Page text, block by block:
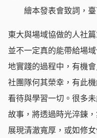
繪本發表會致詞，
東大與場域協做的人社
並不一定真的能帶給場
地實踐的過程中，有機
社團隊何其榮幸，有此
看待與學習一切。很多
故事，將透過時光淬鍊
展現清澈寬厚，或如修